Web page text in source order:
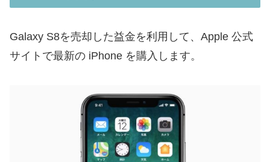
Galaxy S8を売却した益金を利用して、Apple 公式
サイトで最新の iPhone を購入します。